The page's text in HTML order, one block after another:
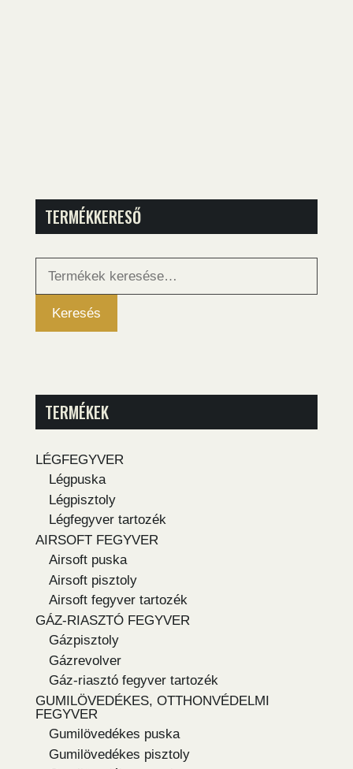
TERMÉKKERESŐ
Keresés
Keresés
TERMÉKEK
LÉGFEGYVER
Légpuska
Légpisztoly
Légfegyver tartozék
AIRSOFT FEGYVER
Airsoft puska
Airsoft pisztoly
Airsoft fegyver tartozék
GÁZ-RIASZTÓ FEGYVER
Gázpisztoly
Gázrevolver
Gáz-riasztó fegyver tartozék
GUMILÖVEDÉKES, OTTHONVÉDELMI
FEGYVER
Gumilövedékes puska
Gumilövedékes pisztoly